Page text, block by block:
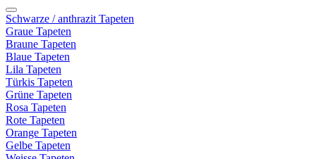
Schwarze / anthrazit Tapeten
Graue Tapeten
Braune Tapeten
Blaue Tapeten
Lila Tapeten
Türkis Tapeten
Grüne Tapeten
Rosa Tapeten
Rote Tapeten
Orange Tapeten
Gelbe Tapeten